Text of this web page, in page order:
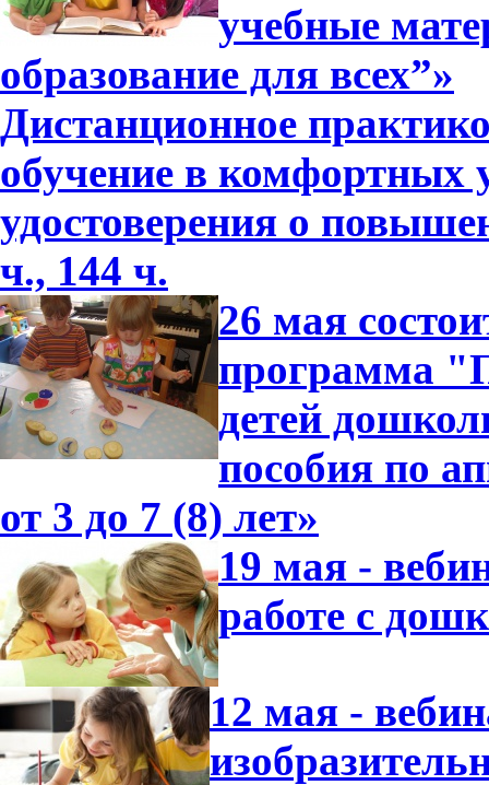
учебные
образование для всех”»
Дистанционное
обучение в комфортных
удостоверения о
ч., 144 ч.
26 мая
программа
детей
пособия по
от 3 до 7 (8) лет»
19 мая -
работе с
12 мая -